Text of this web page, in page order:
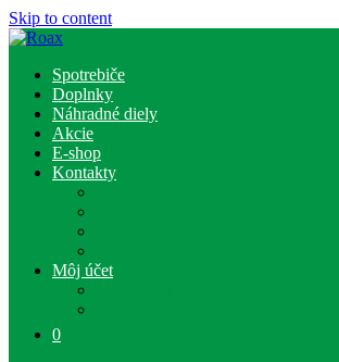
Skip to content
Spotrebiče
Doplnky
Náhradné diely
Akcie
E-shop
Kontakty
Môj účet
0